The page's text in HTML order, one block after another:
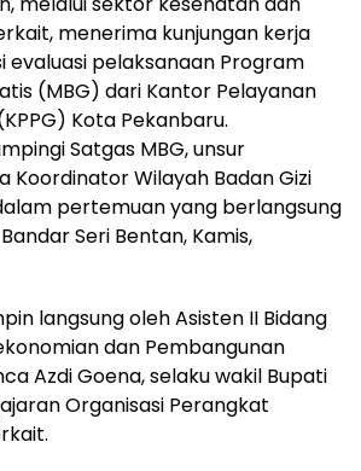
menerima kunjungan kerja
evaluasi pelaksanaan Program
(MBG) dari Kantor Pelayanan
Kota Pekanbaru.
Satgas MBG, unsur
Koordinator Wilayah Badan Gizi
pertemuan yang berlangsung
Seri Bentan, Kamis,
langsung oleh Asisten II Bidang
dan Pembangunan
Azdi Goena, selaku wakil Bupati
Organisasi Perangkat